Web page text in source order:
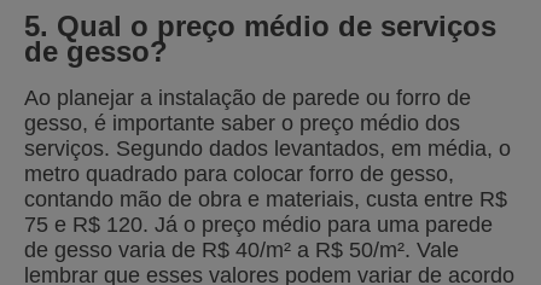
5. Qual o preço médio de serviços
de gesso?
Ao planejar a instalação de parede ou forro de
gesso, é importante saber o preço médio dos
serviços. Segundo dados levantados, em média, o
metro quadrado para colocar forro de gesso,
contando mão de obra e materiais, custa entre R$
75 e R$ 120. Já o preço médio para uma parede
de gesso varia de R$ 40/m² a R$ 50/m². Vale
lembrar que esses valores podem variar de acordo